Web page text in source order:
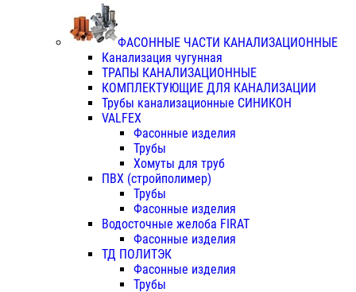
ФАСОННЫЕ ЧАСТИ КАНАЛИЗАЦИОННЫЕ
Канализация чугунная
ТРАПЫ КАНАЛИЗАЦИОННЫЕ
КОМПЛЕКТУЮЩИЕ ДЛЯ КАНАЛИЗАЦИИ
Трубы канализационные СИНИКОН
VALFEX
Фасонные изделия
Трубы
Хомуты для труб
ПВХ (стройполимер)
Трубы
Фасонные изделия
Водосточные желоба FIRAT
Фасонные изделия
ТД ПОЛИТЭК
Фасонные изделия
Трубы